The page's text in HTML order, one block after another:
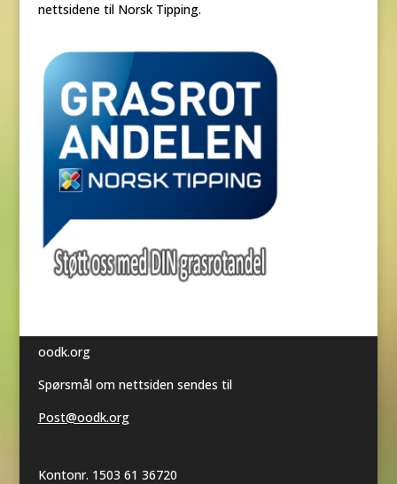
nettsidene til Norsk Tipping.
oodk.org
Spørsmål om nettsiden sendes til
Post@oodk.org
Kontonr. 1503 61 36720